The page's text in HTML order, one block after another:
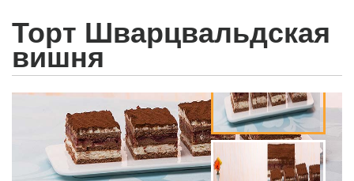
Торт Шварцвальдская
вишня